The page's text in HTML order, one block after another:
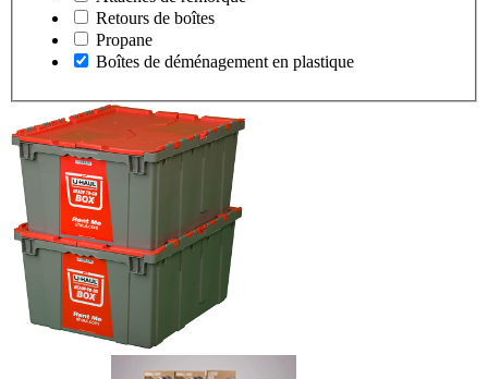
Retours de boîtes
Propane
Boîtes de déménagement en plastique